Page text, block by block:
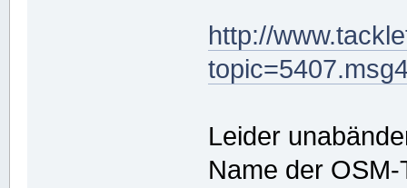
http://
Leider
Name der